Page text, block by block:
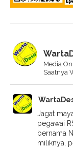
Media
Saatnya
Jagat
pegawai
bernama
miliknya,